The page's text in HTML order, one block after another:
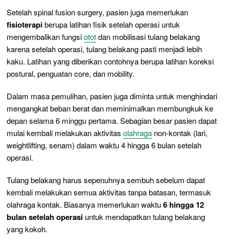
Setelahspinal fusion surgery, pasien juga memerlukan
fisioterapiberupa latihan fisik setelah operasi untuk
mengembalikan fungsiototdan mobilisasi tulang belakang
karena setelah operasi, tulang belakang pasti menjadi lebih
kaku. Latihan yang diberikan contohnya berupa latihan koreksi
postural, penguatancore,dan mobility.
Dalam masa pemulihan, pasien juga diminta untuk menghindari
mengangkat beban berat dan meminimalkan membungkuk ke
depan selama 6 minggu pertama. Sebagian besar pasien dapat
mulai kembali melakukan aktivitasolahraga non-kontak (lari,
weightlifting, senam) dalam waktu 4 hingga 6 bulan setelah
operasi.
Tulang belakang harus sepenuhnya sembuh sebelum dapat
kembali melakukan semua aktivitas tanpa batasan, termasuk
olahraga kontak. Biasanya memerlukan waktu6 hingga 12
bulan setelah operasi untuk mendapatkan tulang belakang
yang kokoh.